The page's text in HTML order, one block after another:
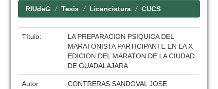
RIUdeG Tesis Licenciatura CUCS
Título:
LA PREPARACION PSIQUICA DEL
MARATONISTA PARTICIPANTE EN LA X
EDICION DEL MARATON DE LA CIUDAD
DE GUADALAJARA
Autor:
CONTRERAS SANDOVAL JOSE